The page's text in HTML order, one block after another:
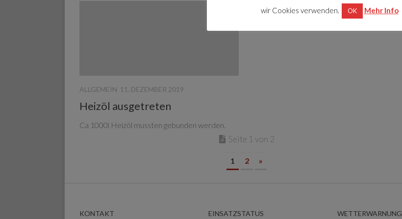
ALLGEMEIN 11. DEZEMBER 2019
Heizöl ausgetreten
Ca 1000l Heizöl mussten gebunden werden.
Seite 1 von 2
1 2 »
KONTAKT EINSATZSTATUS WETTERWARNUNG
wir Cookies verwenden.
OK Mehr Info